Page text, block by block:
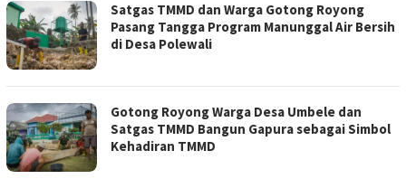
Satgas TMMD dan Warga Gotong Royong
Pasang Tangga Program Manunggal Air Bersih
di Desa Polewali
Gotong Royong Warga Desa Umbele dan
Satgas TMMD Bangun Gapura sebagai Simbol
Kehadiran TMMD